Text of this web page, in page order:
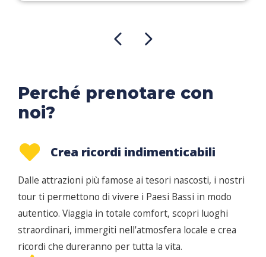
Perché prenotare con
noi?
Crea ricordi indimenticabili
Dalle attrazioni più famose ai tesori nascosti, i nostri
tour ti permettono di vivere i Paesi Bassi in modo
autentico. Viaggia in totale comfort, scopri luoghi
straordinari, immergiti nell'atmosfera locale e crea
ricordi che dureranno per tutta la vita.